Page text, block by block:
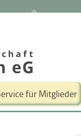
für Mitglieder